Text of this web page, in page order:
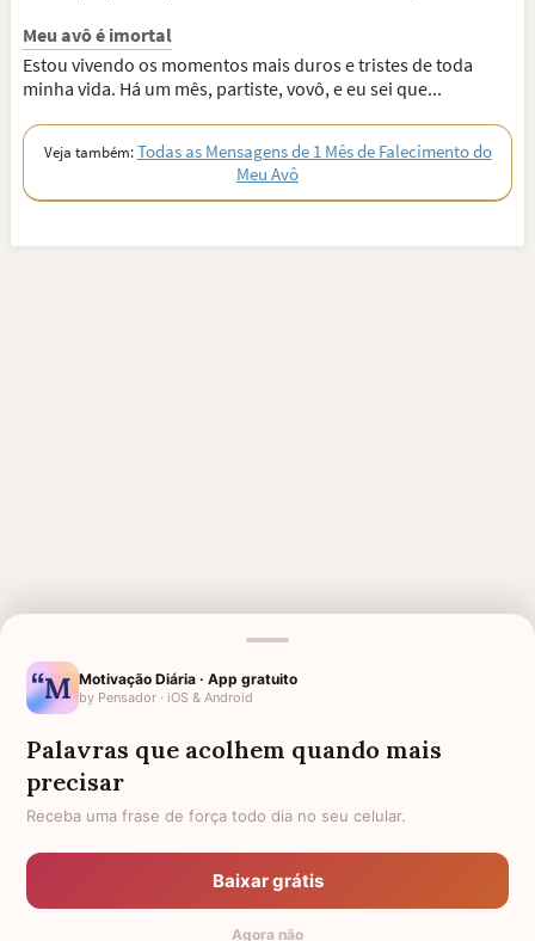
Meu avô é imortal
Estou vivendo os momentos mais duros e tristes de toda
minha vida. Há um mês, partiste, vovô, e eu sei que...
Veja também:Todas as Mensagens de 1 Mês de Falecimento do
Meu Avô
MENSAGENS RELACIONADAS
ANIVERSÁRIO PARA AVÓ
SAUDADE DA AVÓ 1 ANO DE FALECIMENTO DA AVÓ
SAUDADES AVÔ QUE MORREU DESPEDIDA PARA AVÓ
1 MÊS DE FALECIMENTO DA
LUTO PELO MEU AVÔ
Motivação Diária · App gratuito
by Pensador · iOS & Android
Palavras que acolhem quando mais
precisar
Receba uma frase de força todo dia no seu celular.
Baixar grátis
Agora não